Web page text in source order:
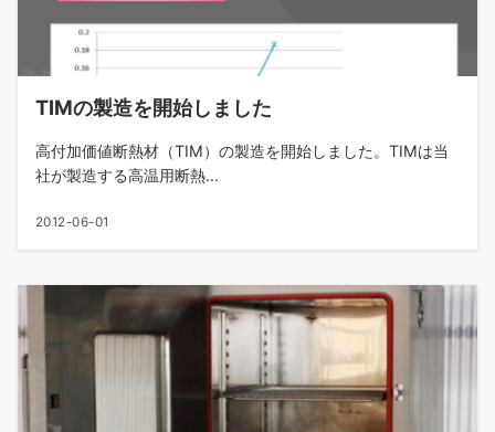
TIMの製造を開始しました
高付加価値断熱材（TIM）の製造を開始しました。TIMは当
社が製造する高温用断熱...
2012-06-01